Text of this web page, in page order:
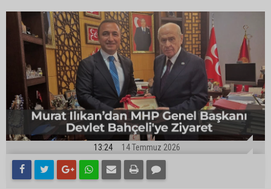
13:24 14 Temmuz 2026